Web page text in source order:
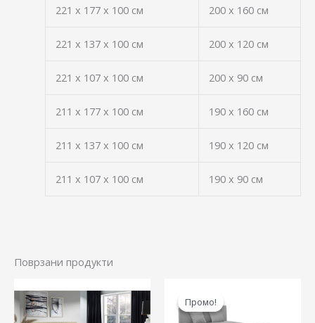
221 x 177 x 100 см 200 x 160 см
221 x 137 x 100 см 200 x 120 см
221 x 107 x 100 см 200 x 90 см
211 x 177 x 100 см 190 x 160 см
211 x 137 x 100 см 190 x 120 см
211 x 107 x 100 см 190 x 90 см
Поврзани продукти
Промо!
Промо!
29.900,00 ден.